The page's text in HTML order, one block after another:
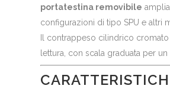
portatestina removibile
configurazioni di tipo SPU e altri
Il contrappeso cilindrico
lettura, con scala graduata per